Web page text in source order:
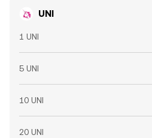
UNI
1 UNI
5 UNI
10 UNI
20 UNI